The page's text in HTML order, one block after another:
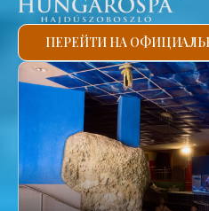
ПЕРЕЙТИ НА